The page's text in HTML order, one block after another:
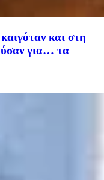
και στη
για… τα